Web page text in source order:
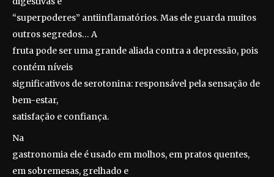
“superpoderes” antiinflamatórios. Mas ele guarda muitos
outros segredos… A
fruta pode ser uma grande aliada contra a depressão, pois
contém níveis
significativos de serotonina: responsável pela sensação de
bem-estar,
satisfação e confiança.
Na
gastronomia ele é usado em molhos, em pratos quentes,
em sobremesas, grelhado e